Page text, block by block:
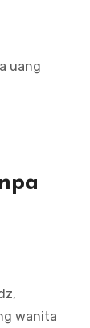
uang
wanita